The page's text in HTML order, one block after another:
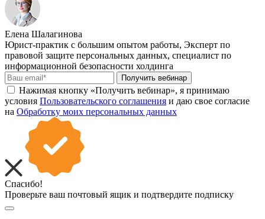
Елена Шалагинова
Юрист-практик с большим опытом работы, Эксперт по
правовой защите персональных данных, специалист по
информационной безопасности холдинга
Получить вебинар
Нажимая кнопку «Получить вебинар», я принимаю
условия Пользовательского соглашения и даю свое согласие
на Обработку моих персональных данных
Спасибо!
Проверьте ваш почтовый ящик и подтвердите подписку